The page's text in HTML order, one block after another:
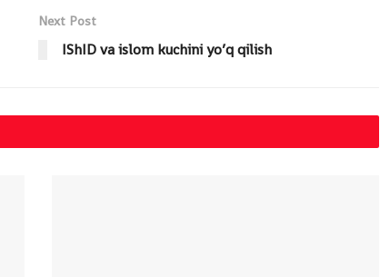
Next Post
IShID va islom kuchini yo’q qilish